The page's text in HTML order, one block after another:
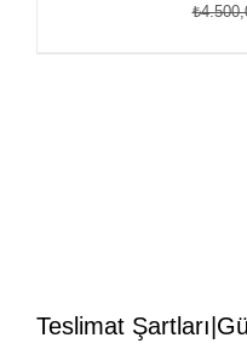
₺
Teslimat Şartları